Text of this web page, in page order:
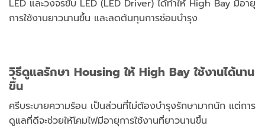
LED และวงจรขับ LED (LED Driver) ได้ทำให้ High Bay มีอายุ
การใช้งานยาวนานขึ้น และลดต้นทุนการซ่อมบำรุง
วิธีดูแลรักษา Housing ให้ High Bay ใช้งานได้นาน
ขึ้น
ครีบระบายความร้อน เป็นส่วนที่ไม่ต้องบำรุงรักษามากนัก แต่การ
ดูแลที่ดีจะช่วยให้โคมไฟมีอายุการใช้งานที่ยาวนานขึ้น